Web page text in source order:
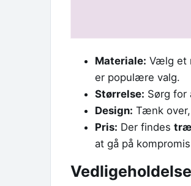
Materiale: Vælg et
er populære valg.
Størrelse: Sørg for
Design: Tænk
Pris: Der findes
at gå på